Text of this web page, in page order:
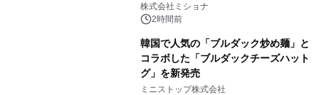
株式会社ミショナ
2時間前
韓国で人気の「ブルダック炒め麺」と
コラボした「ブルダックチーズハット
グ」を新発売
ミニストップ株式会社